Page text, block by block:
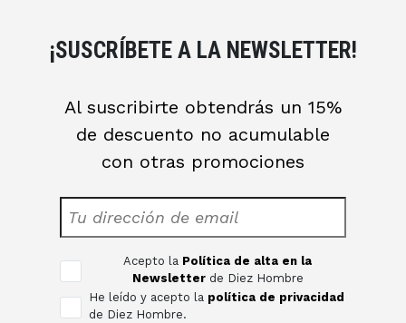
¡SUSCRÍBETE A LA NEWSLETTER!
Al suscribirte obtendrás un 15%
de descuento no acumulable
con otras promociones
Acepto la Política de alta en la
Newsletter de Diez Hombre
He leído y acepto la política de privacidad
de Diez Hombre.